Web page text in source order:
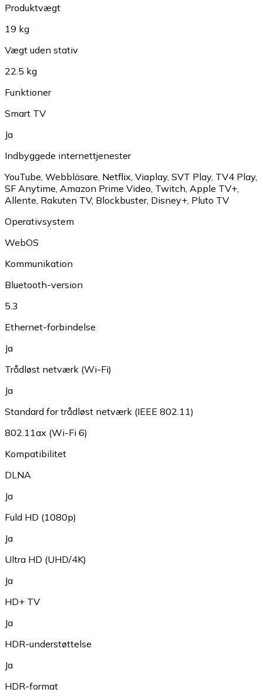
Produktvægt
19 kg
Vægt uden stativ
22.5 kg
Funktioner
Smart TV
Ja
Indbyggede internettjenester
YouTube, Webbläsare, Netflix, Viaplay, SVT Play, TV4 Play,
SF Anytime, Amazon Prime Video, Twitch, Apple TV+,
Allente, Rakuten TV, Blockbuster, Disney+, Pluto TV
Operativsystem
WebOS
Kommunikation
Bluetooth-version
5.3
Ethernet-forbindelse
Ja
Trådløst netværk (Wi-Fi)
Ja
Standard for trådløst netværk (IEEE 802.11)
802.11ax (Wi-Fi 6)
Kompatibilitet
DLNA
Ja
Fuld HD (1080p)
Ja
Ultra HD (UHD/4K)
Ja
HD+ TV
Ja
HDR-understøttelse
Ja
HDR-format